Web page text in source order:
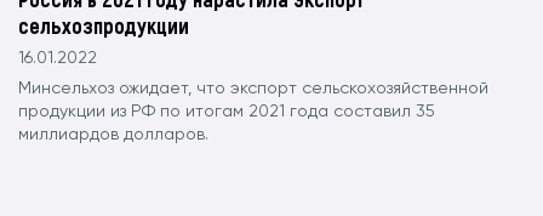
сельхозпродукции
16.01.2022
Минсельхоз ожидает, что экспорт сельскохозяйственной
продукции из РФ по итогам 2021 года составил 35
миллиардов долларов.